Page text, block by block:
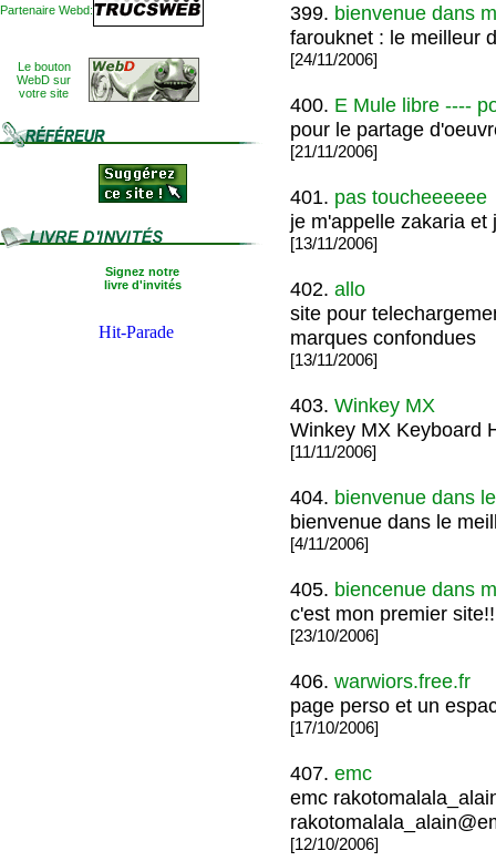
Partenaire Webd:
Le bouton
WebD sur
votre site
Signez notre
livre d'invités
399. bienvenue dans
farouknet : le meilleur
[24/11/2006]
400. E Mule libre ----
pour le partage
[21/11/2006]
401. pas toucheeeeee
je m'appelle zakaria
[13/11/2006]
402.allo
site pour
marques confondues
[13/11/2006]
403.Winkey MX
Winkey MX Keyboard
[11/11/2006]
404. bienvenue dans
bienvenue dans le
[4/11/2006]
405. biencenue dans
c'est mon premier
[23/10/2006]
406.warwiors.free.fr
page perso et un
[17/10/2006]
407.emc
emc
[12/10/2006]